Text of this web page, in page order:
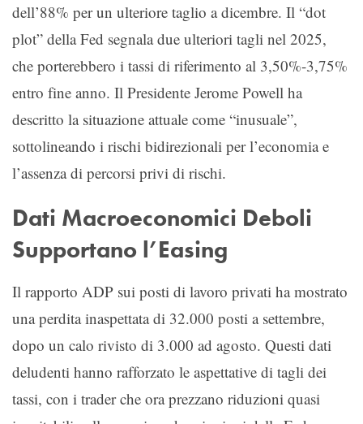
dell’88% per un ulteriore taglio a dicembre. Il “dot
plot” della Fed segnala due ulteriori tagli nel 2025,
che porterebbero i tassi di riferimento al 3,50%-3,75%
entro fine anno. Il Presidente Jerome Powell ha
descritto la situazione attuale come “inusuale”,
sottolineando i rischi bidirezionali per l’economia e
l’assenza di percorsi privi di rischi.
Dati Macroeconomici Deboli
Supportano l’Easing
Il rapporto ADP sui posti di lavoro privati ha mostrato
una perdita inaspettata di 32.000 posti a settembre,
dopo un calo rivisto di 3.000 ad agosto. Questi dati
deludenti hanno rafforzato le aspettative di tagli dei
tassi, con i trader che ora prezzano riduzioni quasi